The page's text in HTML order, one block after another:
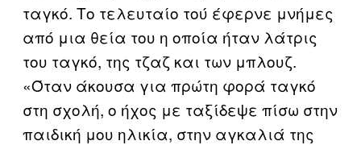
ταγκό. Το τελευταίο τού έφερνε μνήμες
από μια θεία του η οποία ήταν λάτρις
του ταγκό, της τζαζ και των μπλουζ.
«Όταν άκουσα για πρώτη φορά ταγκό
στη σχολή, ο ήχος με ταξίδεψε πίσω στην
παιδική μου ηλικία, στην αγκαλιά της